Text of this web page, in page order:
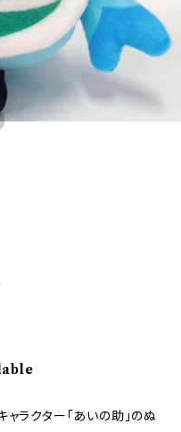
ラクター「あいの助」のぬ